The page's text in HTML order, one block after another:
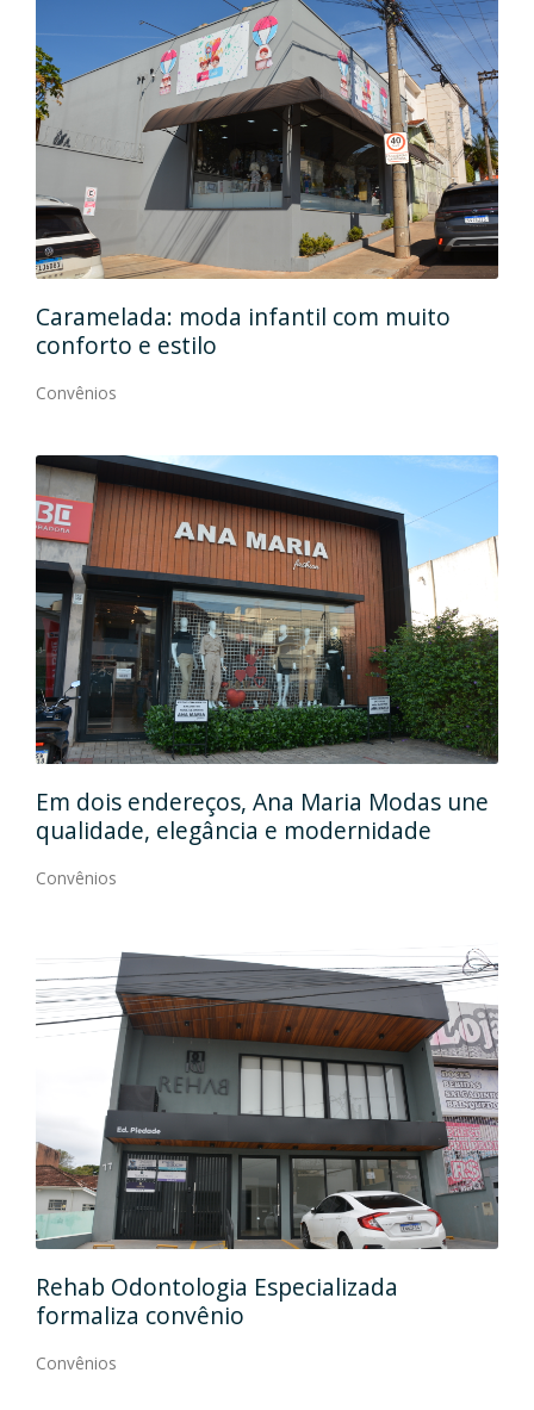
Caramelada: moda infantil com muito
conforto e estilo
Convênios
Em dois endereços, Ana Maria Modas une
qualidade, elegância e modernidade
Convênios
Rehab Odontologia Especializada
formaliza convênio
Convênios